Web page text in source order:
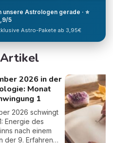
unsere Astrologen gerade · ⭐
5
Astro-Pakete ab 3,95€
Artikel
2026 in der
Monat
1
2026 schwingt
Energie des
nach einem
der 9. Erfahren